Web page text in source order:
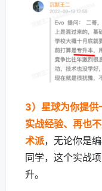
3）星球为你提供
实战经验、再也
术派，无论你是
同学，这个实战
升。